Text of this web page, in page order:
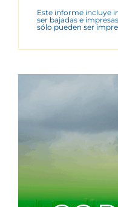
Este informe incluye
ser bajadas e
sólo pueden ser